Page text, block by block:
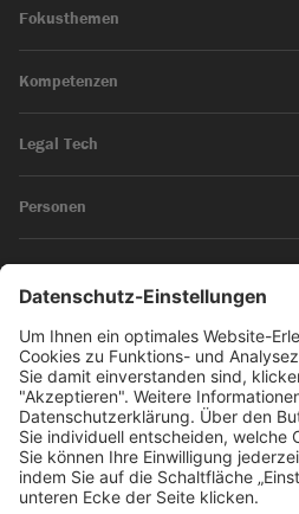
Fokusthemen
Kompetenzen
Legal Tech
Personen
News
Impressum